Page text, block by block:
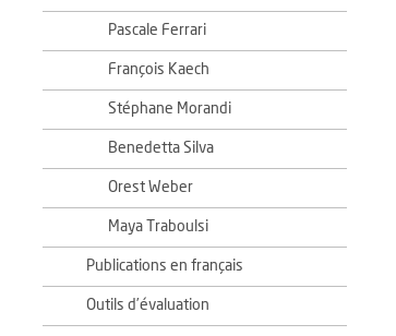
Pascale Ferrari
François Kaech
Stéphane Morandi
Benedetta Silva
Orest Weber
Maya Traboulsi
Publications en français
Outils d’évaluation